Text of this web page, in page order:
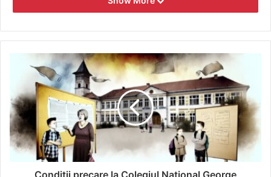
Centrelor pentru Controlul și Prevenirea Bolilor
Simptomele și impactul asupra vieții
de zi cu zi
Arsurile, mâncărimile și durerile acute sunt semnele
distinctive ale zonei zoster. Acestea pot afecta calitatea
somnului și capacitatea de concentrare, generând stres
emoțional. De fapt, studiile arată că până la 20% dintre
pacienți continuă să aibă dureri chiar și după vindecarea
leziunilor cutanate, condiție denumită nevralgie